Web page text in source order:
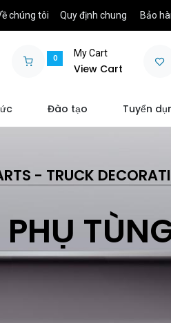
chúng tôi Quy định chung Bảo
0 My Cart
View Cart
Đào tạo Tuyển
- TRUCK